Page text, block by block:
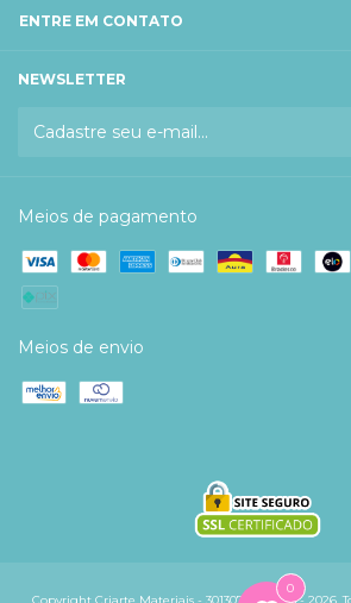
ENTRE EM CONTATO
NEWSLETTER
Meios de pagamento
Meios de envio
0